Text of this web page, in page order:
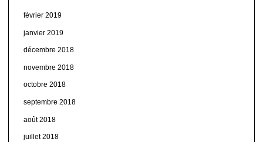
février 2019
janvier 2019
décembre 2018
novembre 2018
octobre 2018
septembre 2018
août 2018
juillet 2018